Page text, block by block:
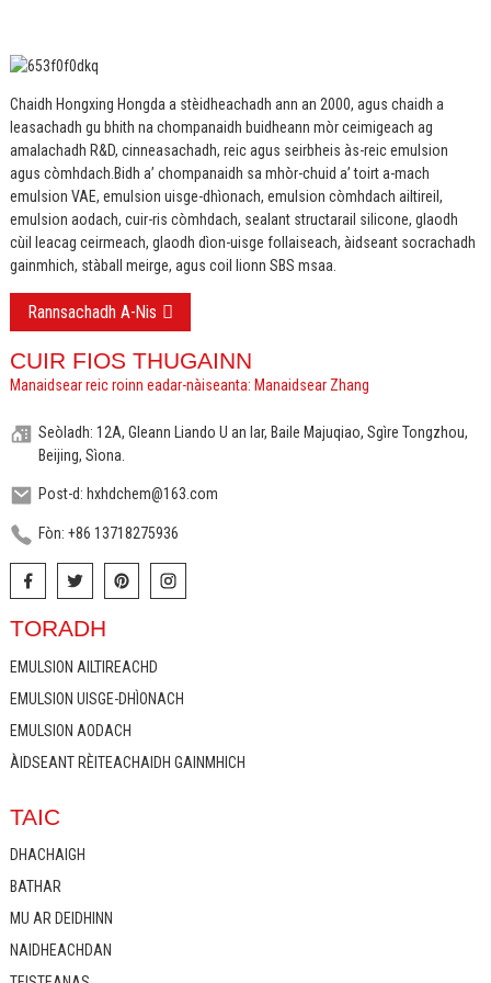
Chaidh Hongxing Hongda a stèidheachadh ann an 2000, agus chaidh a
leasachadh gu bhith na chompanaidh buidheann mòr ceimigeach ag
amalachadh R&D, cinneasachadh, reic agus seirbheis às-reic emulsion
agus còmhdach. Bidh a’ chompanaidh sa mhòr-chuid a’ toirt a-mach
emulsion VAE, emulsion uisge-dhìonach, emulsion còmhdach ailtireil,
emulsion aodach, cuir-ris còmhdach, sealant structarail silicone, glaodh
cùil leacag ceirmeach, glaodh dìon-uisge follaiseach, àidseant socrachadh
gainmhich, stàball meirge, agus coil lionn SBS msaa.
Rannsachadh A-Nis
CUIR FIOS THUGAINN
Manaidsear reic roinn eadar-nàiseanta: Manaidsear Zhang
Seòladh: 12A, Gleann Liando U an Iar, Baile Majuqiao, Sgìre Tongzhou,
Beijing, Sìona.
Post-d: hxhdchem@163.com
Fòn: +86 13718275936
TORADH
EMULSION AILTIREACHD
EMULSION UISGE-DHÌONACH
EMULSION AODACH
ÀIDSEANT RÈITEACHAIDH GAINMHICH
TAIC
DHACHAIGH
BATHAR
MU AR DEIDHINN
NAIDHEACHDAN